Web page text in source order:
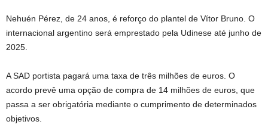
Nehuén Pérez, de 24 anos, é reforço do plantel de Vítor Bruno. O
internacional argentino será emprestado pela Udinese até junho de
2025.
A SAD portista pagará uma taxa de três milhões de euros. O
acordo prevê uma opção de compra de 14 milhões de euros, que
passa a ser obrigatória mediante o cumprimento de determinados
objetivos.